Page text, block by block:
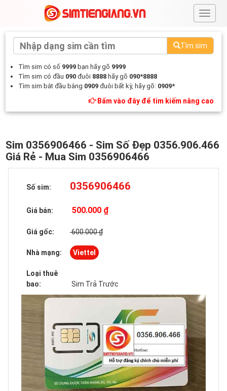
#
Tìm sim
Tìm sim có số 9999 bạn hãy gõ 9999
Tìm sim có đầu 090 đuôi 8888 hãy gõ 090*8888
Tìm sim bắt đầu bằng 0909 đuôi bất kỳ, hãy gõ: 0909*
Bấm vào đây để tìm kiếm nâng cao
Sim 0356906466 - Sim Số Đẹp 0356.906.466
Giá Rẻ - Mua Sim 0356906466
Số sim: 0356906466
Giá bán: 500.000 ₫
Giá gốc: 600.000 ₫
Nhà mạng: Viettel
Loại thuê
bao:
Sim Trả Trước